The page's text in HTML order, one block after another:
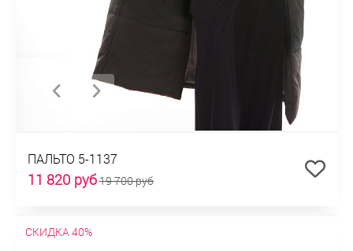
ПАЛЬТО 5-1137
11 820 руб19 700 руб
СКИДКА 40%